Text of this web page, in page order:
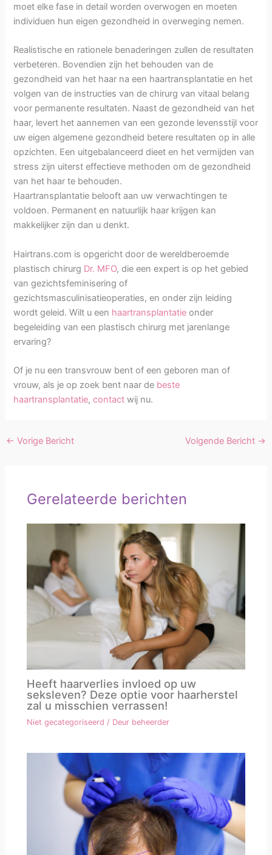
moet elke fase in detail worden overwogen en moeten
individuen hun eigen gezondheid in overweging nemen.
Realistische en rationele benaderingen zullen de resultaten
verbeteren. Bovendien zijn het behouden van de
gezondheid van het haar na een haartransplantatie en het
volgen van de instructies van de chirurg van vitaal belang
voor permanente resultaten. Naast de gezondheid van het
haar, levert het aannemen van een gezonde levensstijl voor
uw eigen algemene gezondheid betere resultaten op in alle
opzichten. Een uitgebalanceerd dieet en het vermijden van
stress zijn uiterst effectieve methoden om de gezondheid
van het haar te behouden.
Haartransplantatie belooft aan uw verwachtingen te
voldoen. Permanent en natuurlijk haar krijgen kan
makkelijker zijn dan u denkt.
Hairtrans.com is opgericht door de wereldberoemde
plastisch chirurg Dr. MFO, die een expert is op het gebied
van gezichtsfeminisering of
gezichtsmasculinisatieoperaties, en onder zijn leiding
wordt geleid. Wilt u een haartransplantatie onder
begeleiding van een plastisch chirurg met jarenlange
ervaring?
Of je nu een transvrouw bent of een geboren man of
vrouw, als je op zoek bent naar de beste
haartransplantatie,contactwij nu.
← Vorige Bericht Volgende Bericht →
Gerelateerde berichten
Heeft haarverlies invloed op uw
seksleven? Deze optie voor haarherstel
zal u misschien verrassen!
Niet gecategoriseerd / Deur beheerder